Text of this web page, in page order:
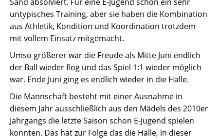
untypisches Training, aber sie haben die Kombination
aus Athletik, Kondition und Koordination trotzdem
mit vollem Einsatz mitgemacht.
Umso größerer war die Freude als Mitte Juni endlich
der Ball wieder flog und das Spiel 1:1 wieder möglich
war. Ende Juni ging es endlich wieder in die Halle.
Die Mannschaft besteht mit einer Ausnahme in
diesem Jahr ausschließlich aus den Mädels des 2010er
Jahrgangs die letzte Saison schon E-Jugend spielen
konnten. Das hat zur Folge das die Halle, in dieser